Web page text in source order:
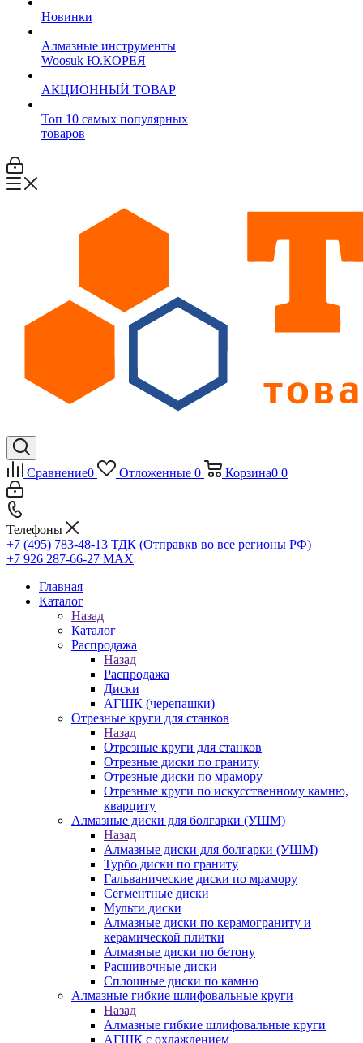
Новинки
Алмазные инструменты
Woosuk Ю.КОРЕЯ
АКЦИОННЫЙ ТОВАР
Топ 10 самых популярных
товаров
Сравнение0 Отложенные 0 Корзина0 0
Телефоны
+7 (495) 783-48-13 ТДК (Отправкв во все регионы РФ)
+7 926 287-66-27 МАХ
Главная
Каталог
Назад
Каталог
Распродажа
Назад
Распродажа
Диски
АГШК (черепашки)
Отрезные круги для станков
Назад
Отрезные круги для станков
Отрезные диски по граниту
Отрезные диски по мрамору
Отрезные круги по искусственному камню,
кварциту
Алмазные диски для болгарки (УШМ)
Назад
Алмазные диски для болгарки (УШМ)
Турбо диски по граниту
Гальванические диски по мрамору
Сегментные диски
Мульти диски
Алмазные диски по керамограниту и
керамической плитки
Алмазные диски по бетону
Расшивочные диски
Сплошные диски по камню
Алмазные гибкие шлифовальные круги
Назад
Алмазные гибкие шлифовальные круги
АГШК с охлаждением